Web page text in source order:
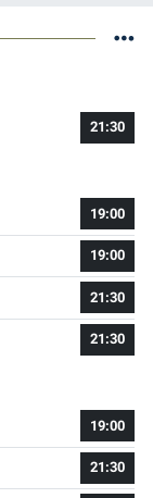
21:30
19:00
19:00
21:30
21:30
19:00
21:30